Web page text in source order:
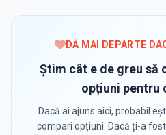
DĂ MAI DEPARTE
Știm cât e de greu să
opțiuni pentru
Dacă ai ajuns aici, probabil
compari opțiuni. Dacă ți-a